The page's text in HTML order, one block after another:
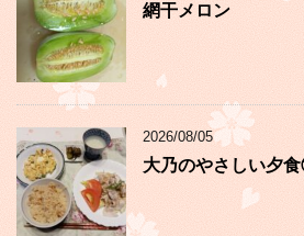
網干メロン
2026/08/05
大乃のやさしい夕